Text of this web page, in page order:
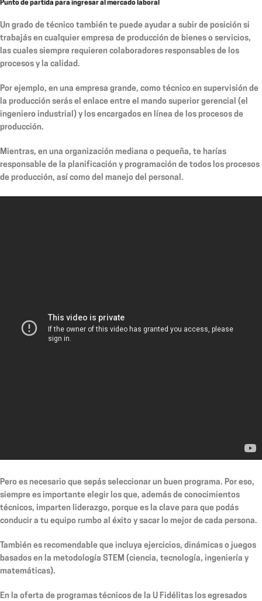
Punto de partida para ingresar al mercado laboral
Un grado de técnico también te puede ayudar a subir de posición si
trabajás en cualquier empresa de producción de bienes o servicios,
las cuales siempre requieren colaboradores responsables de los
procesos y la calidad.
Por ejemplo, en una empresa grande, como técnico en supervisión de
la producción serás el enlace entre el mando superior gerencial (el
ingeniero industrial) y los encargados en línea de los procesos de
producción.
Mientras, en una organización mediana o pequeña, te harías
responsable de la planificación y programación de todos los procesos
de producción, así como del manejo del personal.
Pero es necesario que sepás seleccionar un buen programa. Por eso,
siempre es importante elegir los que, además de conocimientos
técnicos, imparten liderazgo, porque es la clave para que podás
conducir a tu equipo rumbo al éxito y sacar lo mejor de cada persona.
También es recomendable que incluya ejercicios, dinámicas o juegos
basados en la metodología STEM (ciencia, tecnología, ingeniería y
matemáticas).
En la oferta de programas técnicos de la U Fidélitas los egresados